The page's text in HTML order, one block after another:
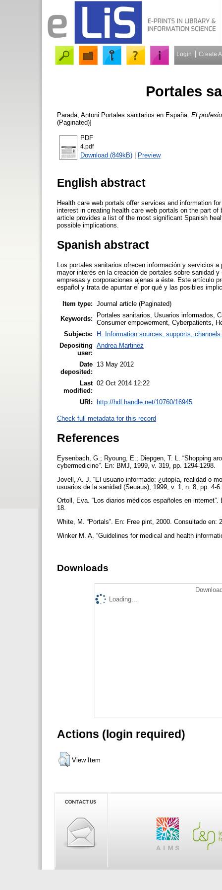
Login Create
Portales
Parada, Antoni Portales sanitarios en España. El
(Paginated)]
PDF
4.pdf
Download (849kB) | Preview
English abstract
Health care web portals offer services and information
interest in creating health care web portals on the part
article provides a list of the most significant Spanish
possible implications.
Spanish abstract
Los portales sanitarios ofrecen información y servicios
mayor interés en la creación de portales sobre sanidad
empresas y corporaciones ajenas a éste. Este artículo
español y trata de apuntar el por qué y las posibles
Item type: Journal article (Paginated)
Keywords:
Portales sanitarios, Usuarios informados,
Consumer empowerment, Cyberpatients,
Subjects:
H. Information sources, supports, channels.
Depositing
user:
Andrea Martinez
Date
deposited:
13 May 2012
Last
modified:
02 Oct 2014 12:22
URI: http://hdl.handle.net/10760/16945
Check full metadata for this record
References
Eysenbach, G.; Ryoung, E.; Diepgen, T. L. “Shopping
cybermedicine”. En: BMJ, 1999, v. 319, pp. 1294-1298.
Jovell, A. J. “El usuario informado: ¿utopía, realidad o
usuarios de la sanidad (Seuaus), 1999, v. 1, n. 8, pp. 4-
Ortoll, Eva. “Los diarios médicos españoles en
18.
White, M. “Portals”. En: Free pint, 2000. Consultado
Winker M. A. “Guidelines for medical and health
Downloads
Loading...
Actions (login required)
View Item